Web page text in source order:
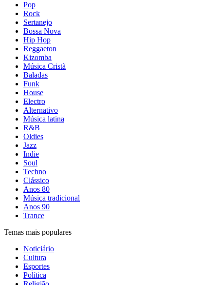
Pop
Rock
Sertanejo
Bossa Nova
Hip Hop
Reggaeton
Kizomba
Música Cristã
Baladas
Funk
House
Electro
Alternativo
Música latina
R&B
Oldies
Jazz
Indie
Soul
Techno
Clássico
Anos 80
Música tradicional
Anos 90
Trance
Temas mais populares
Noticiário
Cultura
Esportes
Política